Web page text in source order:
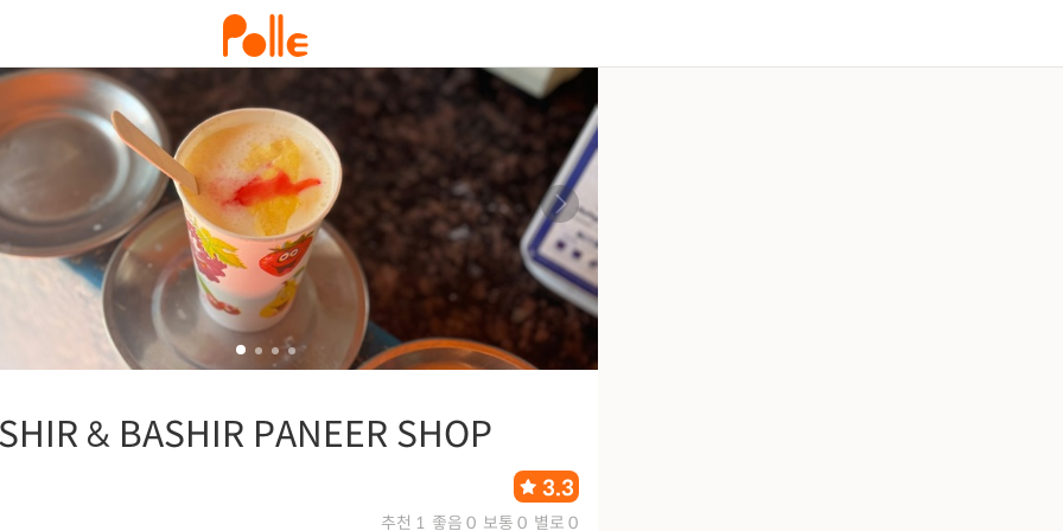
& BASHIR PANEER SHOP
3.3
추천 1 좋음 0 보통 0 별로 0